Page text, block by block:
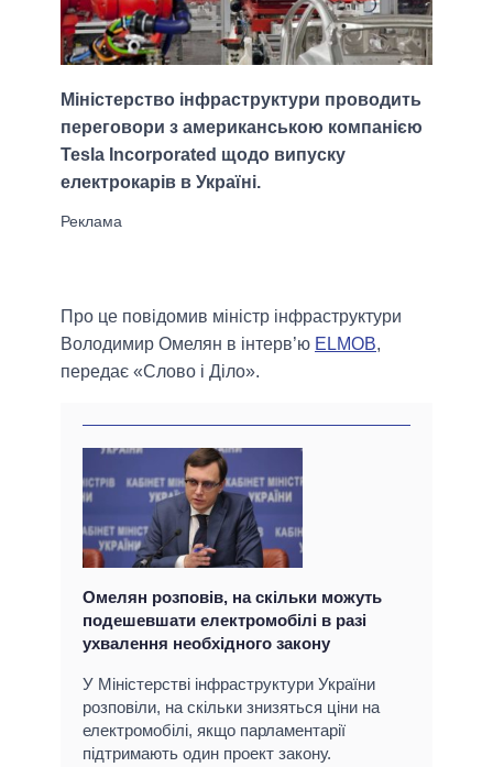
Міністерство інфраструктури проводить
переговори з американською компанією
Tesla Incorporated щодо випуску
електрокарів в Україні.
Про це повідомив міністр інфраструктури
Володимир Омелян в інтерв’ю ELMOB,
передає «Слово і Діло».
Омелян розповів, на скільки можуть
подешевшати електромобілі в разі
ухвалення необхідного закону
У Міністерстві інфраструктури України
розповіли, на скільки знизяться ціни на
електромобілі, якщо парламентарії
підтримають один проект закону.